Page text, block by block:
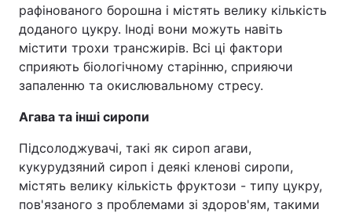
рафінованого борошна і містять велику кількість
доданого цукру. Іноді вони можуть навіть
містити трохи трансжирів. Всі ці фактори
сприяють біологічному старінню, сприяючи
запаленню та окислювальному стресу.
Агава та інші сиропи
Підсолоджувачі, такі як сироп агави,
кукурудзяний сироп і деякі кленові сиропи,
містять велику кількість фруктози - типу цукру,
пов'язаного з проблемами зі здоров'ям, такими